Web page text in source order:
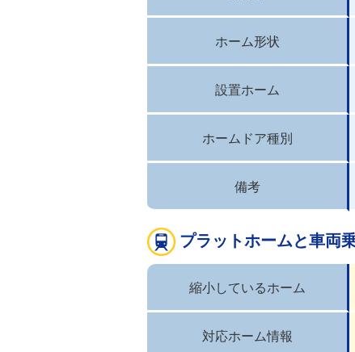
ホーム形状
設置ホーム
ホームドア種別
備考
プラットホームと車両
縮小しているホーム
対応ホーム情報